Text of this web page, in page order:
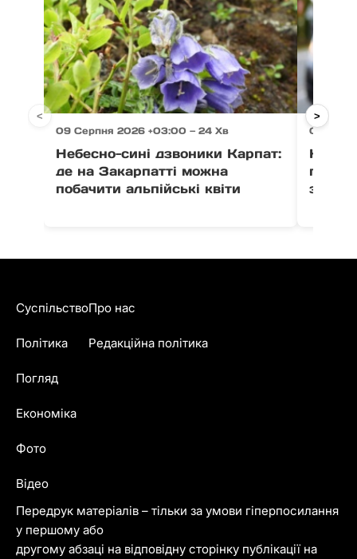
09 Серпня 2026 +03:00 — 24 Хв
Небесно-сині дзвоники Карпат:
де на Закарпатті можна
побачити альпійські квіти
09
< >
Передрук матеріалів – тільки за умови гіперпосилання
у першому або
другому абзаці на відповідну сторінку публікації на
Суспільство
Політика
Погляд
Економіка
Фото
Відео
Про нас
Редакційна політика